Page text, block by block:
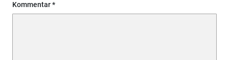
Kommentar